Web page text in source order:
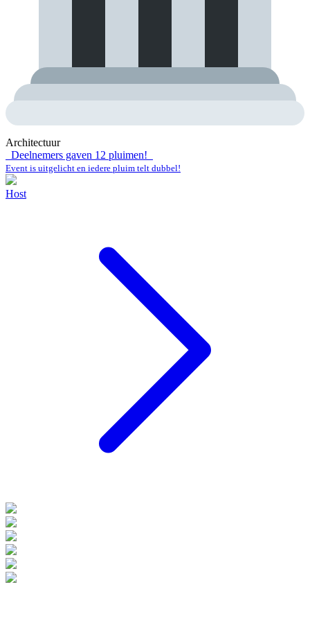
Architectuur
Deelnemers gaven 12 pluimen!
Event is uitgelicht en iedere pluim telt dubbel!
Host